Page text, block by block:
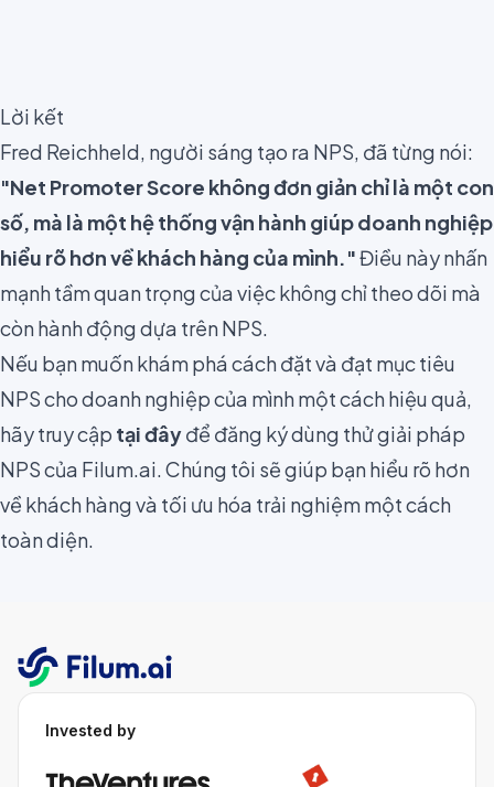
Lời kết
Fred Reichheld, người sáng tạo ra NPS, đã từng nói:
"Net Promoter Score không đơn giản chỉ là một con
số, mà là một hệ thống vận hành giúp doanh nghiệp
hiểu rõ hơn về khách hàng của mình."Điều này nhấn
mạnh tầm quan trọng của việc không chỉ theo dõi mà
còn hành động dựa trên NPS.
Nếu bạn muốn khám phá cách đặt và đạt mục tiêu
NPS cho doanh nghiệp của mình một cách hiệu quả,
hãy truy cập tại đâyđể đăng ký dùng thử giải pháp
NPS của Filum.ai. Chúng tôi sẽ giúp bạn hiểu rõ hơn
về khách hàng và tối ưu hóa trải nghiệm một cách
toàn diện.
Invested by